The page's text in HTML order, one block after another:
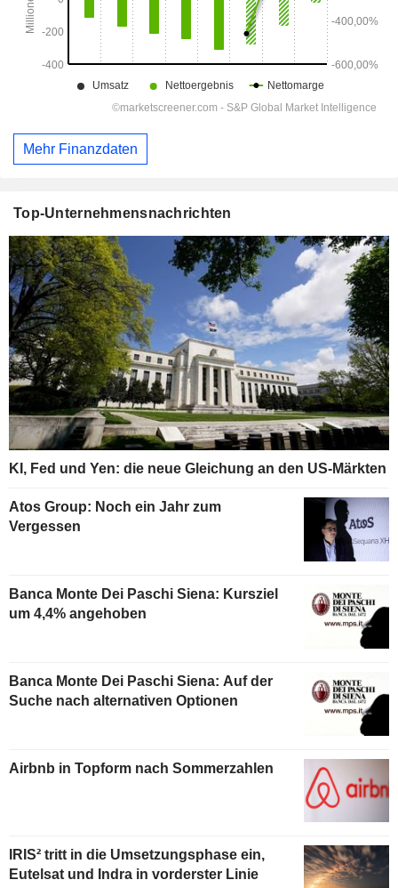
Mehr Finanzdaten
Top-Unternehmensnachrichten
KI, Fed und Yen: die neue Gleichung an den US-Märkten
Atos Group: Noch ein Jahr zum
Vergessen
Banca Monte Dei Paschi Siena: Kursziel
um 4,4% angehoben
Banca Monte Dei Paschi Siena: Auf der
Suche nach alternativen Optionen
Airbnb in Topform nach Sommerzahlen
IRIS² tritt in die Umsetzungsphase ein,
Eutelsat und Indra in vorderster Linie